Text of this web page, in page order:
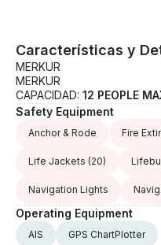
horas • Navega por el
Skadar • Explora
nenúfares • Contempla
Lesendro • Excelentes
aves • Gratuito Vino local • Parada opcional para
con licencia
Características y
MERKUR
MERKUR
CAPACIDAD: 12 PEOPLE
Safety Equipment
Anchor & Rode Fire
Life Jackets (20)
Navigation Lights
Operating Equipment
AIS GPS ChartPlotter